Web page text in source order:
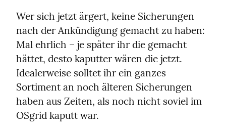
Wer sich jetzt ärgert, keine Sicherungen
nach der Ankündigung gemacht zu haben:
Mal ehrlich – je später ihr die gemacht
hättet, desto kaputter wären die jetzt.
Idealerweise solltet ihr ein ganzes
Sortiment an noch älteren Sicherungen
haben aus Zeiten, als noch nicht soviel im
OSgrid kaputt war.